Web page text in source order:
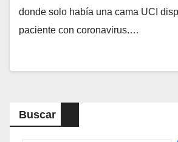
donde solo había una cama UCI
paciente con coronavirus.…
Buscar